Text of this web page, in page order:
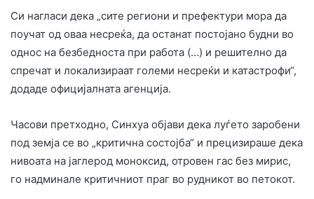
Си нагласи дека „сите региони и префектури мора да
поучат од оваа несреќа, да останат постојано будни во
однос на безбедноста при работа (…) и решително да
спречат и локализираат големи несреќи и катастрофи“,
додаде официјалната агенција.
Часови претходно, Синхуа објави дека луѓето заробени
под земја се во „критична состојба“ и прецизираше дека
нивоата на јаглерод моноксид, отровен гас без мирис,
го надминале критичниот праг во рудникот во петокот.